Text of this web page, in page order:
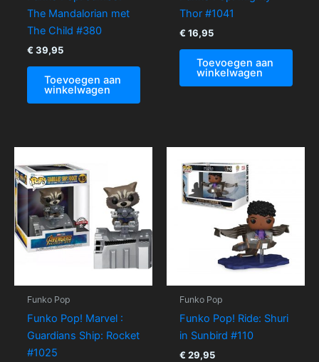
The Mandalorian met
The Child #380
€ 39,95
Toevoegen aan
winkelwagen
Thor #1041
€ 16,95
Toevoegen aan
winkelwagen
Funko Pop
Funko Pop! Marvel :
Guardians Ship: Rocket
#1025
Funko Pop
Funko Pop! Ride: Shuri
in Sunbird #110
€ 29,95